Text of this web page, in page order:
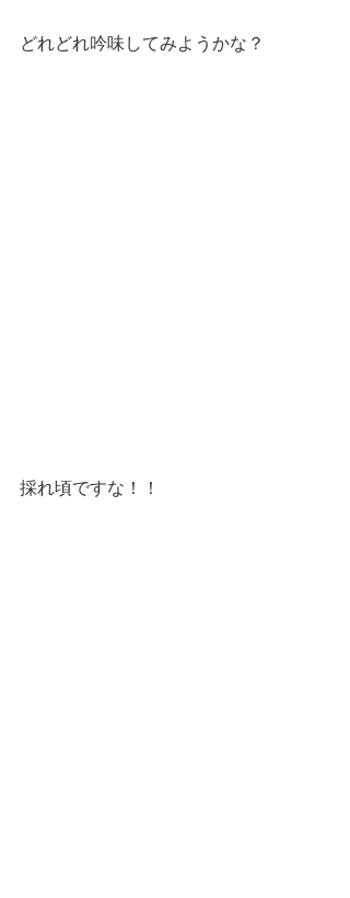
どれどれ吟味してみようかな？
採れ頃ですな！！